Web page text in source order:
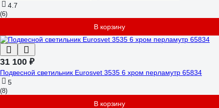
4.7
(6)
В корзину
31 100 ₽
Подвесной светильник Eurosvet 3535 6 хром перламутр 65834
5
(8)
В корзину